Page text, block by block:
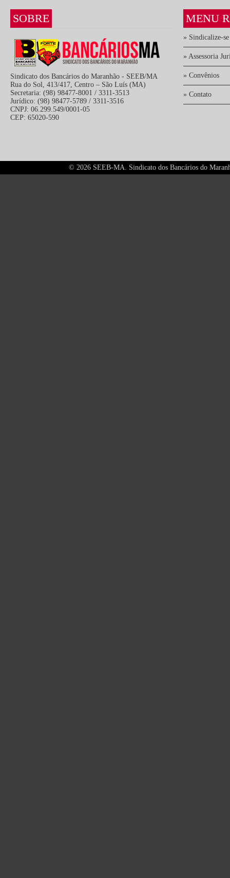
SOBRE
Sindicato dos Bancários do Maranhão - SEEB/MA
Rua do Sol, 413/417, Centro – São Luís (MA)
Secretaria: (98) 98477-8001 / 3311-3513
Jurídico: (98) 98477-5789 / 3311-3516
CNPJ: 06.299.549/0001-05
CEP: 65020-590
MENU
» Sindicalize-se
» Assessoria
» Convênios
» Contato
© 2026 SEEB-MA. Sindicato dos Bancários do